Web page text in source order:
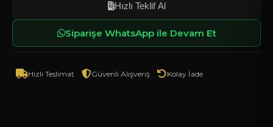
Hızlı Teklif Al
Siparişe WhatsApp ile Devam Et
Hızlı Teslimat Güvenli Alışveriş Kolay İade